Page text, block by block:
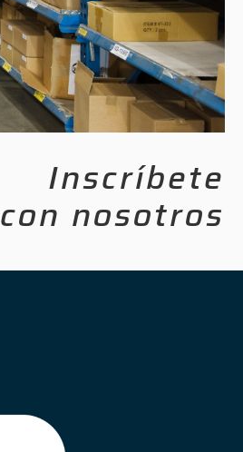
Inscríbete
con nosotros